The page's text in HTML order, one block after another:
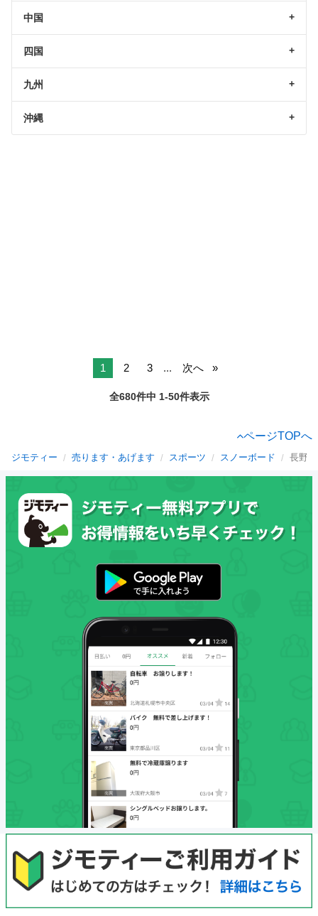
中国
四国
九州
沖縄
1 2 3 ... 次へ
全680件中 1-50件表示
ページTOPへ
ジモティー 売ります・あげます スポーツ スノーボード 長野